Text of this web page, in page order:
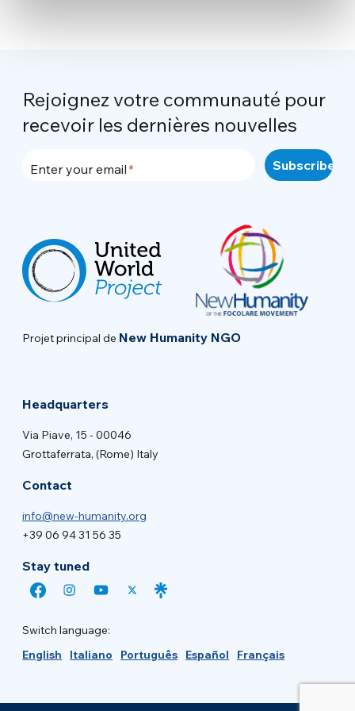
Rejoignez votre communauté pour
recevoir les dernières nouvelles
Enter your email
Projet principal de New Humanity NGO
Headquarters
Via Piave, 15 - 00046
Grottaferrata, (Rome) Italy
Contact
info@new-humanity.org
+39 06 94 31 56 35
Stay tuned
Switch language:
English
Italiano Português Español Français